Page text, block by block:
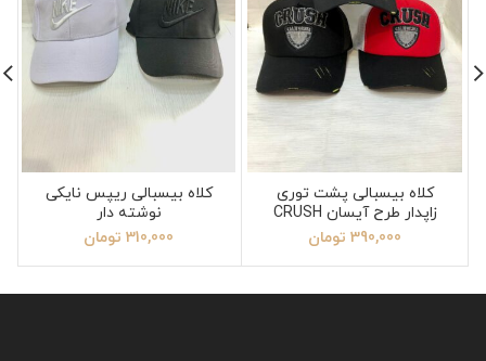
کلاه بیسبالی پشت توری
زاپدار طرح آیسان CRUSH
390,000 تومان
کلاه بیسبالی ریپس نایکی
نوشته دار
310,000 تومان